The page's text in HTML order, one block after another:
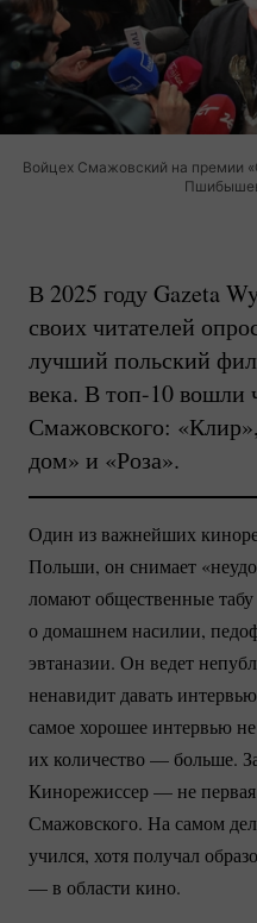
Войцех Смажовский на премии
В 2025 году Gazeta
своих читателей
лучший польский
века. Втоп-10вошли
Смажовского:
дом» и «Роза».
Один из важнейших
Польши, он снимает
ломают общественные
о домашнем насилии,
эвтаназии. Он ведет
ненавидит давать
самое хорошее интервью
их количество — больше.
Кинорежиссер — не
Смажовского. На самом
учился, хотя получал
— в области кино.